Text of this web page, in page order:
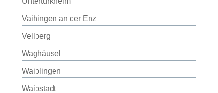
Vaihingen an der Enz
Vellberg
Waghäusel
Waiblingen
Waibstadt